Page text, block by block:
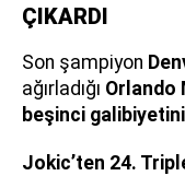
ÇIKARDI
Son şampiyon
ağırladığı Orlando
beşinci galibiyetini
Jokic’ten 24.